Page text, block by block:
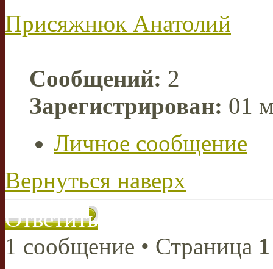
Присяжнюк Анатолий
Сообщений: 2
Зарегистрирован: 01
Личное сообщение
Вернуться наверх
Ответить
1 сообщение • Страница 1